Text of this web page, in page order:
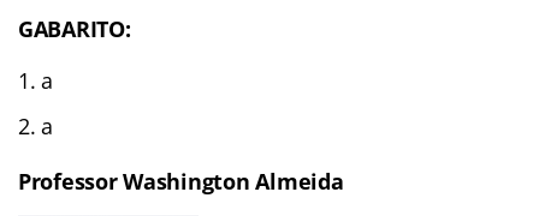
GABARITO:
a
a
Professor Washington Almeida